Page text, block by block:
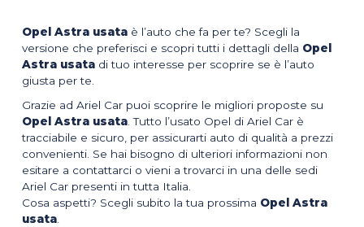
Opel Astra usata è l’auto che fa per te? Scegli la
versione che preferisci e scopri tutti i dettagli della Opel
Astra usata di tuo interesse per scoprire se è l’auto
giusta per te.
Grazie ad Ariel Car puoi scoprire le migliori proposte su
Opel Astra usata . Tutto l’usato Opel di Ariel Car è
tracciabile e sicuro, per assicurarti auto di qualità a prezzi
convenienti. Se hai bisogno di ulteriori informazioni non
esitare a contattarci o vieni a trovarci in una delle sedi
Ariel Car presenti in tutta Italia.
Cosa aspetti? Scegli subito la tua prossima Opel Astra
usata